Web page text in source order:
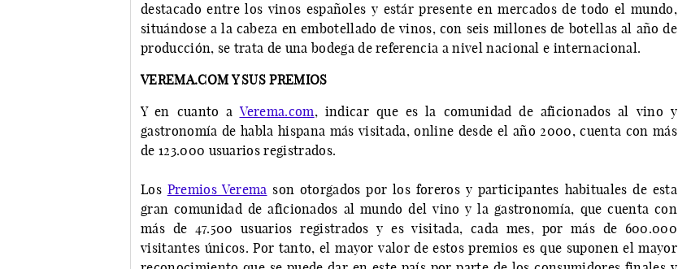
destacado entre los vinos españoles y estár presente en mercados de todo el mundo,
situándose a la cabeza en embotellado de vinos, con seis millones de botellas al año de
producción, se trata de una bodega de referencia a nivel nacional e internacional.
VEREMA.COM Y SUS PREMIOS
Y en cuanto a Verema.com, indicar que es la comunidad de aficionados al vino y
gastronomía de habla hispana más visitada, online desde el año 2000, cuenta con más
de 123.000 usuarios registrados.
Los Premios Verema son otorgados por los foreros y participantes habituales de esta
gran comunidad de aficionados al mundo del vino y la gastronomía, que cuenta con
más de 47.500 usuarios registrados y es visitada, cada mes, por más de 600.000
visitantes únicos. Por tanto, el mayor valor de estos premios es que suponen el mayor